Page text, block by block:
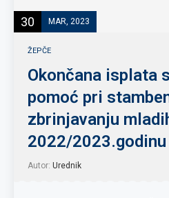
30 MAR, 2023
ŽEPČE
Okončana isplata
pomoć pri
zbrinjavanju
2022/2023.godinu
Autor: Urednik